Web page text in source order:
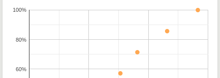
60%
80%
100%